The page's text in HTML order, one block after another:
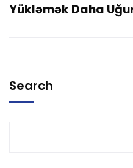
Yükləmək Daha
Search